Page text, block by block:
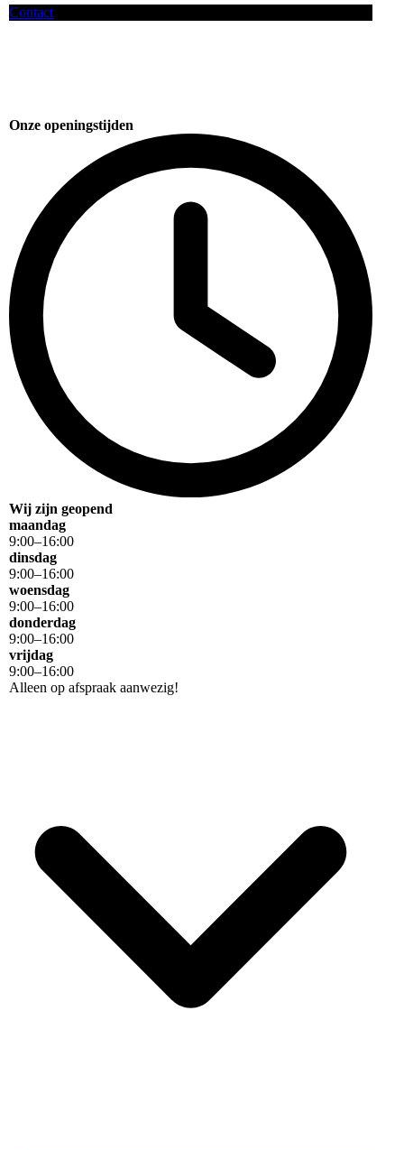
Contact
Onze openingstijden
Wij zijn geopend
maandag
9:00–16:00
dinsdag
9:00–16:00
woensdag
9:00–16:00
donderdag
9:00–16:00
vrijdag
9:00–16:00
Alleen op afspraak aanwezig!